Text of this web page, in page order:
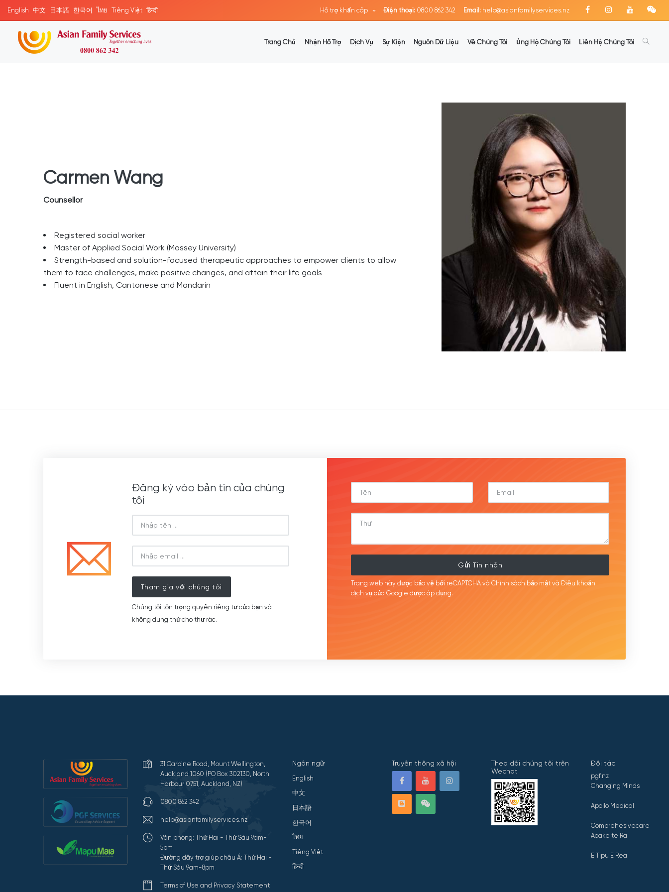
English 中文 日本語 한국어 ไทย Tiếng Việt हिन्दी Hỗ trợ khẩn cấp Điện thoại: 0800 862 342 Email: help@asianfamilyservices.nz
Trang Chủ Nhận Hỗ Trợ Dịch Vụ Sự Kiện Nguồn Dữ Liệu Về Chúng Tôi Ủng Hộ Chúng Tôi Liên Hệ Chúng Tôi
Carmen Wang
Counsellor
Registered social worker
Master of Applied Social Work (Massey University)
Strength-based and solution-focused therapeutic approaches to empower clients to allow
them to face challenges, make positive changes, and attain their life goals
Fluent in English, Cantonese and Mandarin
Đăng ký vào bản tin của chúng
tôi
Tham gia với chúng tôi
Chúng tôi tôn trọng quyền riêng tư của bạn và
không dung thứ cho thư rác.
Gửi Tin nhắn
Trang web này được bảo vệ bởi reCAPTCHA và Chính sách bảo mật và Điều khoản
dịch vụ của Google được áp dụng.
Ngôn ngữ
English
中文
日本語
한국어
ไทย
Tiếng Việt
हिन्दी
Truyền thông xã hội
Theo dõi chúng tôi trên
Wechat
31 Carbine Road, Mount Wellington,
Auckland 1060 (PO Box 302130, North
Harbour 0751, Auckland, NZ)
0800 862 342
help@asianfamilyservices.nz
Văn phòng: Thứ Hai - Thứ Sáu 9am-
5pm
Đường dây trợ giúp châu Á: Thứ Hai -
Thứ Sáu 9am-8pm
Terms of Use and Privacy Statement
Đối tác
pgf.nz
Changing Minds
Apollo Medical
Comprehesivecare
Aoake te Ra
E Tipu E Rea